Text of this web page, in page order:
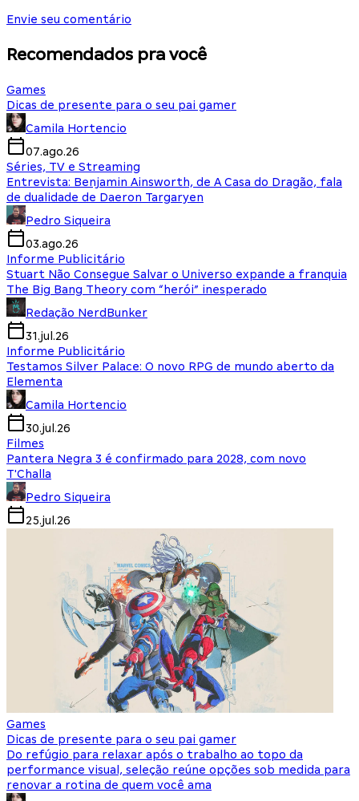
Envie seu comentário
Recomendados pra você
Games
Dicas de presente para o seu pai gamer
Camila Hortencio
07.ago.26
Séries, TV e Streaming
Entrevista: Benjamin Ainsworth, de A Casa do Dragão, fala
de dualidade de Daeron Targaryen
Pedro Siqueira
03.ago.26
Informe Publicitário
Stuart Não Consegue Salvar o Universo expande a franquia
The Big Bang Theory com “herói” inesperado
Redação NerdBunker
31.jul.26
Informe Publicitário
Testamos Silver Palace: O novo RPG de mundo aberto da
Elementa
Camila Hortencio
30.jul.26
Filmes
Pantera Negra 3 é confirmado para 2028, com novo
T'Challa
Pedro Siqueira
25.jul.26
Games
Dicas de presente para o seu pai gamer
Do refúgio para relaxar após o trabalho ao topo da
performance visual, seleção reúne opções sob medida para
renovar a rotina de quem você ama